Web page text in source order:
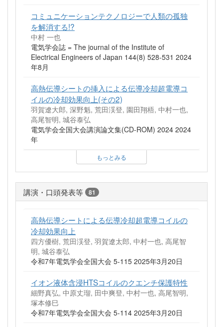
コミュニケーションテクノロジーで人類の孤独
を解消する!?
中村 一也
電気学会誌 = The journal of the Institute of
Electrical Engineers of Japan 144(8) 528-531 2024
年8月
高熱伝導シートの挿入による伝導冷却超電導コ
イルの冷却効果向上(その2)
羽賀遼大郎, 深野魁, 荒田渓登, 園田翔梧, 中村一也,
高尾智明, 城谷泰弘
電気学会全国大会講演論文集(CD-ROM) 2024 2024
年
もっとみる
講演・口頭発表等 81
高熱伝導シートによる伝導冷却超電導コイルの
冷却効果向上
四方優樹, 荒田渓登, 羽賀遼太郎, 中村一也, 高尾智
明, 城谷泰弘
令和7年電気学会全国大会 5-115 2025年3月20日
イオン液体含浸HTSコイルのクエンチ保護特性
細野真弘, 中原丈瑠, 田中爽登, 中村一也, 高尾智明,
塚本修巳
令和7年電気学会全国大会 5-114 2025年3月20日